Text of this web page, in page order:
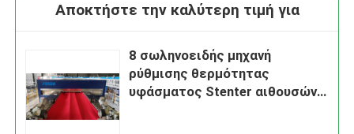
Αποκτήστε την καλύτερη τιμή για
8 σωληνοειδής μηχανή
ρύθμισης θερμότητας
υφάσματος Stenter αιθουσών